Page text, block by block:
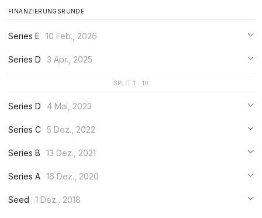
FINANZIERUNGSRUNDE
Series E
10 Feb., 2026
***
Series D
3 Apr., 2025
SPLIT 1 : 10
Series D
4 Mai, 2023
***
Series C 5 Dez., 2022
***
Series B
13 Dez., 2021
***
Series A 16 Dez., 2020
***
Seed
1 Dez., 2018